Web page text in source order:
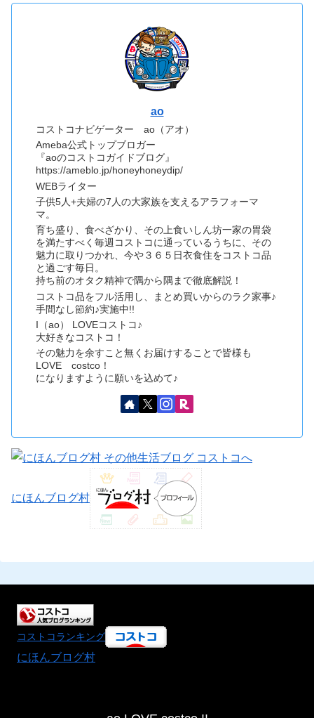
ao
コストコナビゲーター ao（アオ）
Ameba公式トップブロガー
『aoのコストコガイドブログ』
https://ameblo.jp/honeyhoneydip/
WEBライター
子供5人+夫婦の7人の大家族を支えるアラフォーマ
マ。
育ち盛り、食べざかり、その上食いしん坊一家の胃袋
を満たすべく毎週コストコに通っているうちに、その
魅力に取りつかれ、今や３６５日衣食住をコストコ品
と過ごす毎日。
持ち前のオタク精神で隅から隅まで徹底解説！
コストコ品をフル活用し、まとめ買いからのラク家事♪
手間なし節約♪実施中!!
I（ao） LOVEコストコ♪
大好きなコストコ！
その魅力を余すこと無くお届けすることで皆様も
LOVE costco！
になりますように願いを込めて♪
にほんブログ村
コストコランキング
にほんブログ村